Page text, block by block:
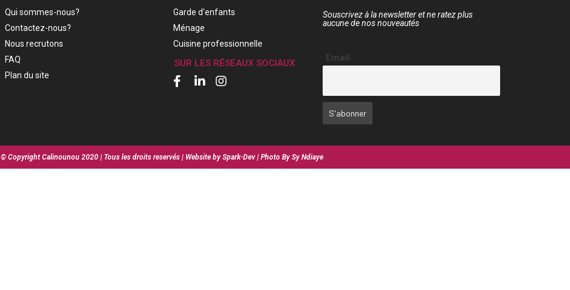
Qui sommes-nous?
Contactez-nous?
Nous recrutons
FAQ
Plan du site
Garde d'enfants
Ménage
Cuisine professionnelle
SUR LES RÉSEAUX SOCIAUX
Souscrivez à la newsletter et ne ratez plus
aucune de nos nouveautés
Email
© Copyright Calinounou 2020 | Tous les droits reservés | Website by Spark-Dev | Photo By Sy Ndiaye